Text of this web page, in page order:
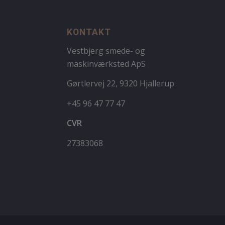
KONTAKT
Vestbjerg smede- og
maskinværksted ApS
Gørtlervej 22, 9320 Hjallerup
+45 96 47 77 47
CVR
27383068